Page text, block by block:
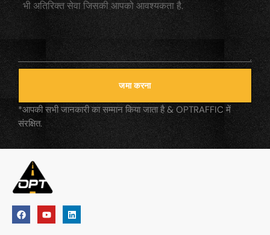
जमा करना
*आपकी सभी जानकारी का सम्मान किया जाता है & OPTRAFFIC में
संरक्षित.